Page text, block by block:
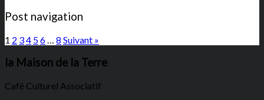
Post navigation
1 2 34 56 8 Suivant »
la Maison de la Terre
Café Culturel Associatif